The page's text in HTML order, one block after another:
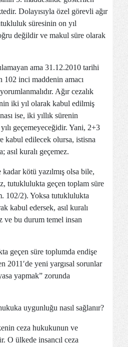
Dolayısıyla özel görevli ağır
süresinin on yıl
değildir ve makul süre olarak
ama 31.12.2010 tarihi
inci maddenin amacı
Ağır cezalık
iki yıl olarak kabul edilmiş
ise, iki yıllık sürenin
geçemeyeceğidir. Yani, 2+3
kabul edilecek olursa, istisna
asıl kuralı geçemez.
kötü yazılmış olsa bile,
tutuklulukta geçen toplam süre
102/2). Yoksa tutuklulukta
kabul edersek, asıl kuralı
ve bu durum temel insan
geçen süre toplumda endişe
2011′de yeni yargısal sorunlar
yapmak” zorunda
uygunluğu nasıl sağlanır?
ceza hukukunun ve
O ülkede insancıl ceza